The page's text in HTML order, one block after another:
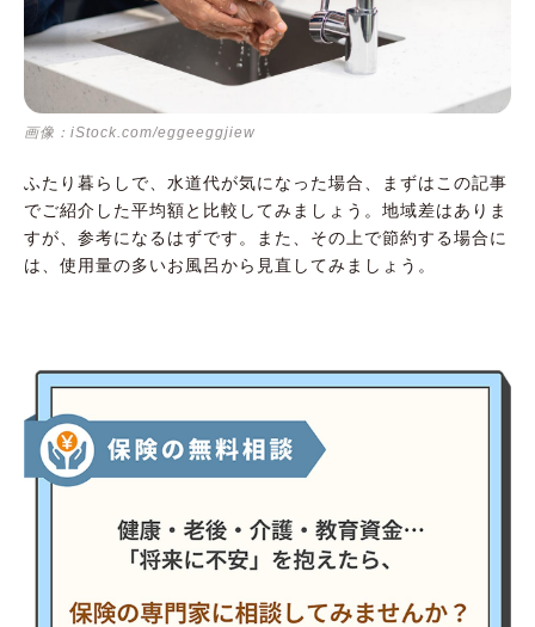
画像：iStock.com/eggeeggjiew
ふたり暮らしで、水道代が気になった場合、まずはこの記事
でご紹介した平均額と比較してみましょう。地域差はありま
すが、参考になるはずです。また、その上で節約する場合に
は、使用量の多いお風呂から見直してみましょう。